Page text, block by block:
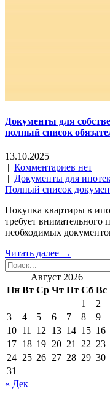
Документы для
полный список
13.10.2025
| Комментариев нет
| Документы для
Полный список
Покупка квартиры в
требует внимательного
необходимых
Читать далее →
Август 2026
Пн Вт Ср Чт Пт Сб Вс
1
2
3
4 5 6 7 8
9
10 11 12 13 14 15 16
17 18 19 20 21 22 23
24 25 26 27 28 29 30
31
« Дек